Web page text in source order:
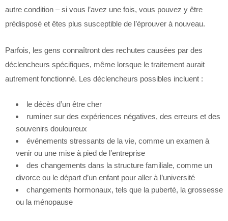
autre condition – si vous l’avez une fois, vous pouvez y être
prédisposé et êtes plus susceptible de l’éprouver à nouveau.
Parfois, les gens connaîtront des rechutes causées par des
déclencheurs spécifiques, même lorsque le traitement aurait
autrement fonctionné. Les déclencheurs possibles incluent :
le décès d’un être cher
ruminer sur des expériences négatives, des erreurs et des
souvenirs douloureux
événements stressants de la vie, comme un examen à
venir ou une mise à pied de l’entreprise
des changements dans la structure familiale, comme un
divorce ou le départ d’un enfant pour aller à l’université
changements hormonaux, tels que la puberté, la grossesse
ou la ménopause